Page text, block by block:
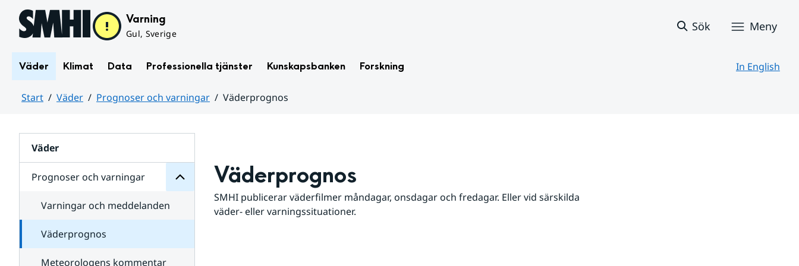
Hoppa till sidans innehåll Varning
Gul, Sverige
Sök Meny
Väder Klimat Data Professionella tjänster Kunskapsbanken Forskning In English
Start Väder Prognoser och varningar
Väderprognos
Väder
Prognoser och varningar
för
varningar
Varningar och meddelanden
Väderprognos
Meteorologens kommentar
Väderprognos
SMHI publicerar väderfilmer måndagar, onsdagar och fredagar. Eller vid särskilda
väder- eller varningssituationer.